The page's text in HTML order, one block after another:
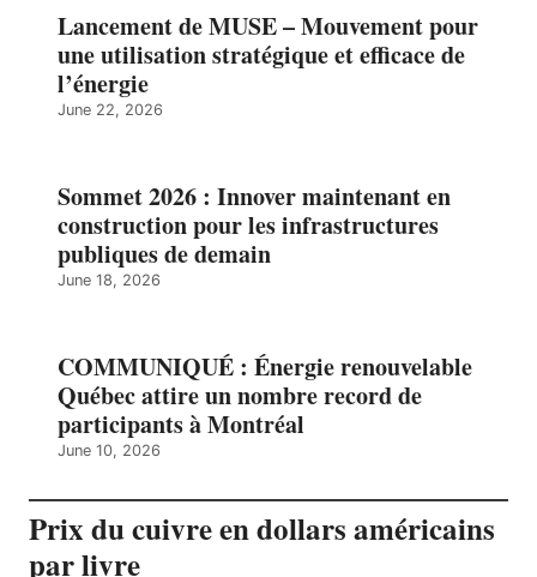
Lancement de MUSE – Mouvement pour
une utilisation stratégique et efficace de
l’énergie
June 22, 2026
Sommet 2026 : Innover maintenant en
construction pour les infrastructures
publiques de demain
June 18, 2026
COMMUNIQUÉ : Énergie renouvelable
Québec attire un nombre record de
participants à Montréal
June 10, 2026
Prix du cuivre en dollars américains
par livre